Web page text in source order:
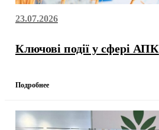
23.07.2026
Ключові події у сфері АПК
Подробнее